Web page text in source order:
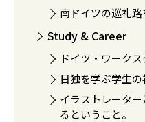
南ドイツの巡礼路
Study & Career
ドイツ・ワーク
日独を学ぶ学生
イラストレータ
るということ。